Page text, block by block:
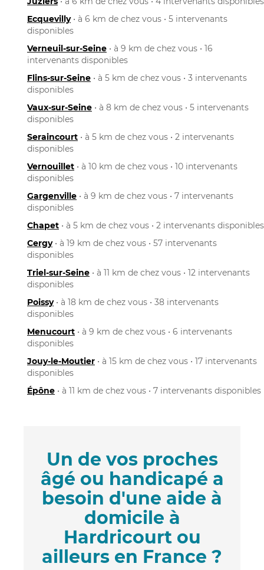
Ecquevilly• à 6 km de chez vous • 5 intervenants
disponibles
Verneuil-sur-Seine • à 9 km de chez vous • 16
intervenants disponibles
Flins-sur-Seine • à 5 km de chez vous • 3 intervenants
disponibles
Vaux-sur-Seine • à 8 km de chez vous • 5 intervenants
disponibles
Seraincourt • à 5 km de chez vous • 2 intervenants
disponibles
Vernouillet • à 10 km de chez vous • 10 intervenants
disponibles
Gargenville • à 9 km de chez vous • 7 intervenants
disponibles
Chapet • à 5 km de chez vous • 2 intervenants disponibles
Cergy• à 19 km de chez vous • 57 intervenants
disponibles
Triel-sur-Seine • à 11 km de chez vous • 12 intervenants
disponibles
Poissy• à 18 km de chez vous • 38 intervenants
disponibles
Menucourt • à 9 km de chez vous • 6 intervenants
disponibles
Jouy-le-Moutier • à 15 km de chez vous • 17 intervenants
disponibles
Épône • à 11 km de chez vous • 7 intervenants disponibles
Un de vos proches
âgé ou handicapé a
besoin d'une aide à
domicile à
Hardricourt ou
ailleurs en France ?